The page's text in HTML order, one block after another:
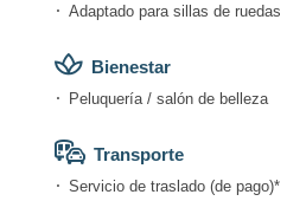
Adaptado para sillas de ruedas
Bienestar
Peluquería / salón de belleza
Transporte
Servicio de traslado (de pago)*